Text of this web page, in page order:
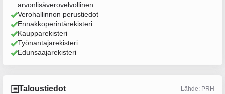
arvonlisäverovelvollinen
Verohallinnon perustiedot
Ennakkoperintärekisteri
Kaupparekisteri
Työnantajarekisteri
Edunsaajarekisteri
Taloustiedot Lähde: PRH